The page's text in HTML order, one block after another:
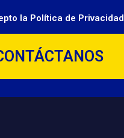
la Política de Privacidad